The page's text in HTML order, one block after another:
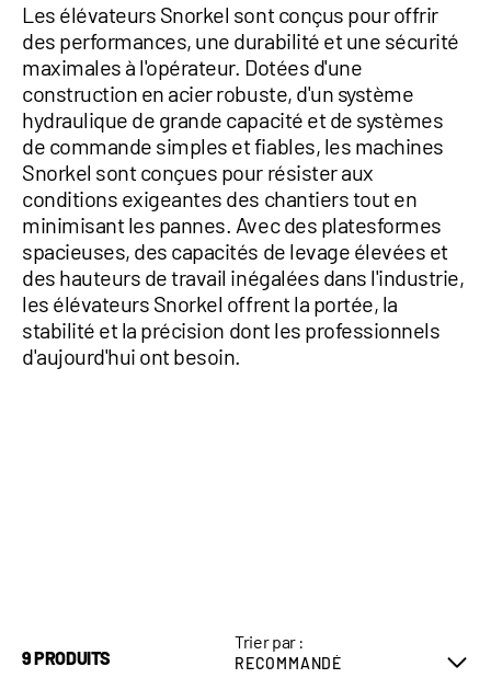
Les élévateurs Snorkel sont conçus pour offrir
des performances, une durabilité et une sécurité
maximales à l'opérateur. Dotées d'une
construction en acier robuste, d'un système
hydraulique de grande capacité et de systèmes
de commande simples et fiables, les machines
Snorkel sont conçues pour résister aux
conditions exigeantes des chantiers tout en
minimisant les pannes. Avec des platesformes
spacieuses, des capacités de levage élevées et
des hauteurs de travail inégalées dans l'industrie,
les élévateurs Snorkel offrent la portée, la
stabilité et la précision dont les professionnels
d'aujourd'hui ont besoin.
9 PRODUITS
Trier par :